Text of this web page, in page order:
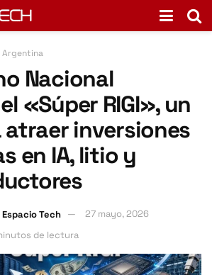
Argentina
Nacional
«Súper RIGI», un
atraer inversiones
en IA, litio y
Tech
27 mayo, 2026
de lectura